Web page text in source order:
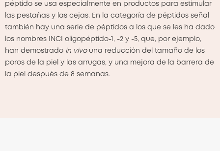
péptido se usa especialmente en productos para estimular
las pestañas y las cejas. En la categoría de péptidos señal
también hay una serie de péptidos a los que se les ha dado
los nombres INCI oligopéptido-1, -2 y -5, que, por ejemplo,
han demostrado in vivouna reducción del tamaño de los
poros de la piel y las arrugas, y una mejora de la barrera de
la piel después de 8 semanas.